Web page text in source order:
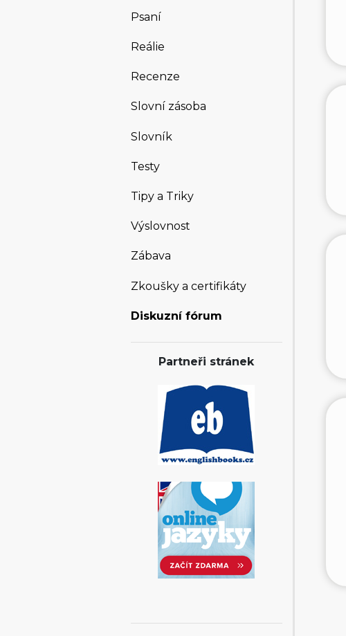
Psaní
Reálie
Recenze
Slovní zásoba
Slovník
Testy
Tipy a Triky
Výslovnost
Zábava
Zkoušky a certifikáty
Diskuzní fórum
Partneři stránek